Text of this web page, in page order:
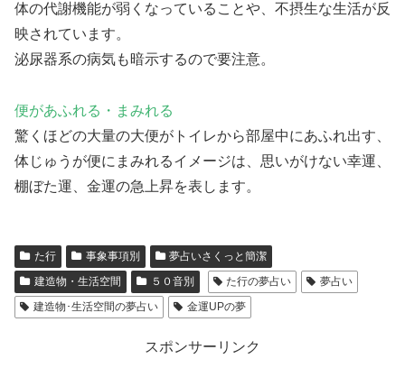
体の代謝機能が弱くなっていることや、不摂生な生活が反
映されています。
泌尿器系の病気も暗示するので要注意。
便があふれる・まみれる
驚くほどの大量の大便がトイレから部屋中にあふれ出す、
体じゅうが便にまみれるイメージは、思いがけない幸運、
棚ぼた運、金運の急上昇を表します。
た行 事象事項別
夢占いさくっと簡潔
建造物・生活空間
５０音別 た行の夢占い
夢占い
建造物･生活空間の夢占い
金運UPの夢
スポンサーリンク